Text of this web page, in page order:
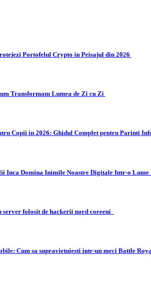
Portofelul Crypto in Peisajul din 2026
Transformam Lumea de Zi cu Zi
Copii in 2026: Ghidul Complet pentru Parinti
Inca Domina Inimile Noastre Digitale Intr-o Lume
server folosit de hackerii nord coreeni
Cum sa supravietuiesti intr-un meci Battle